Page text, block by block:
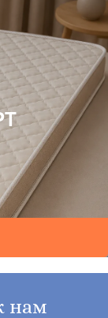
нам